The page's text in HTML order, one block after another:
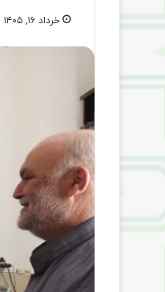
خرداد ۱۶, ۱۴۰۵